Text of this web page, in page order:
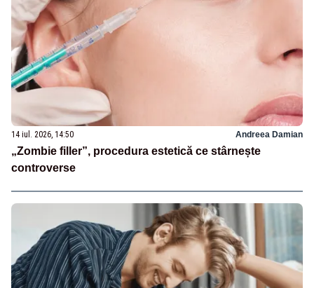
14 iul. 2026, 14:50 Andreea Damian
„Zombie filler”, procedura estetică ce stârnește
controverse